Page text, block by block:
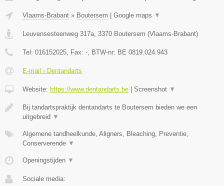
Vlaams-Brabant » Boutersem Google maps ▼
Leuvensesteenweg 317a, 3370 Boutersem (Vlaams-Brabant)
Tel: 016152025, Fax: -, BTW-nr: BE 0819.024.943
E-mail › Dentandarts
Website: https://www.dentandarts.be Screenshot ▼
Bij tandartspraktijk dentandarts te Boutersem bieden we een
uitgebreid ▼
Algemene tandheelkunde, Aligners, Bleaching, Preventie,
Conserverende ▼
Openingstijden ▼
Sociale media: